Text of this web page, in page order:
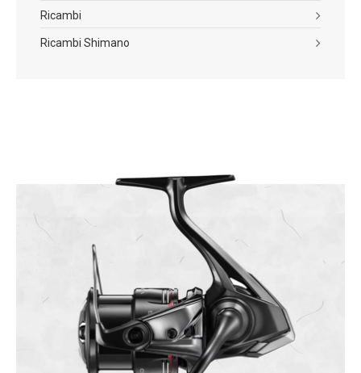
Ricambi
Ricambi Shimano